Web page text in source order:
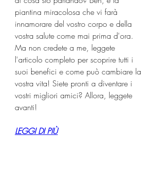
piantina miracolosa che vi farà
innamorare del vostro corpo e della
vostra salute come mai prima d'ora.
Ma non credete a me, leggete
l'articolo completo per scoprire tutti i
suoi benefici e come può cambiare la
vostra vita! Siete pronti a diventare i
vostri migliori amici? Allora, leggete
avanti!
LEGGI DI PIÙ